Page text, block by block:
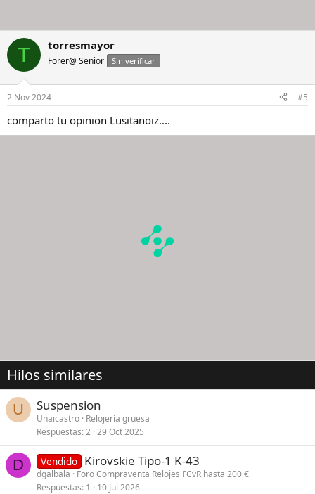
T torresmayor
Forer@ Senior Sin verificar
2 Nov 2024 #5
comparto tu opinion Lusitanoiz....
Hilos similares
U Suspension
Unaicastro Relojería gruesa
Respuestas 2 29 Oct 2025
D Vendido Kirovskie Tipo-1 K-43
dgalbala
Foro Compraventa Relojes FCvR hasta 200 €
Respuestas 1 10 Jul 2026